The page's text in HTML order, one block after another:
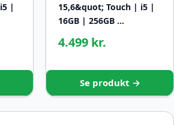
|
15,6&quot; Touch | i5 |
16GB | 256GB …
4.499 kr.
Se produkt →